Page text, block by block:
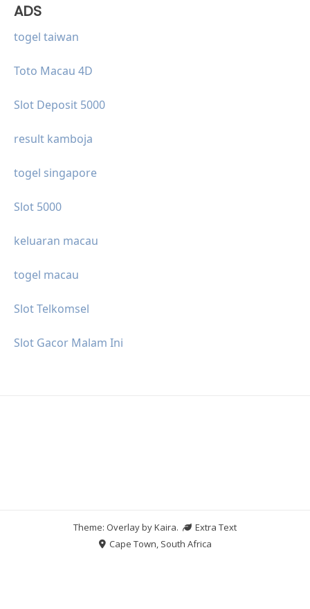
ADS
togel taiwan
Toto Macau 4D
Slot Deposit 5000
result kamboja
togel singapore
Slot 5000
keluaran macau
togel macau
Slot Telkomsel
Slot Gacor Malam Ini
Theme: Overlay byKaira.
Extra Text
Cape Town, South Africa